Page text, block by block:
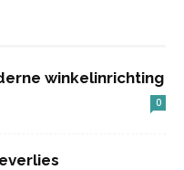
winkelinrichting
0